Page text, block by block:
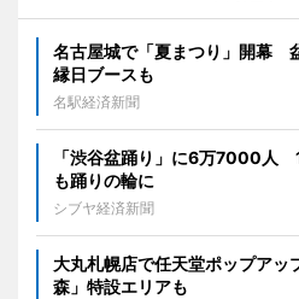
名古屋城で「夏まつり」開幕
縁日ブースも
名駅経済新聞
「渋谷盆踊り」に6万7000人
も踊りの輪に
シブヤ経済新聞
大丸札幌店で任天堂ポップア
森」特設エリアも